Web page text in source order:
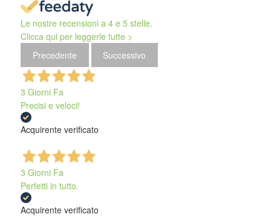
Le nostre recensioni a 4 e 5 stelle.
Clicca qui per leggerle tutte >
Precedente
Successivo
3 Giorni Fa
Precisi e veloci!
Acquirente verificato
3 Giorni Fa
Perfetti in tutto.
Acquirente verificato